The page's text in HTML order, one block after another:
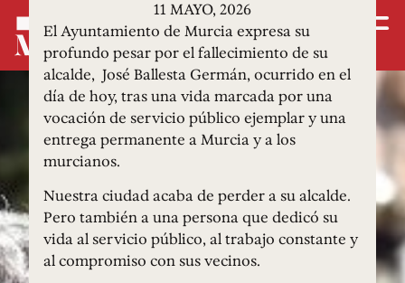
11 MAYO, 2026
El Ayuntamiento de Murcia expresa su
profundo pesar por el fallecimiento de su
alcalde, José Ballesta Germán, ocurrido en el
día de hoy, tras una vida marcada por una
vocación de servicio público ejemplar y una
entrega permanente a Murcia y a los
murcianos.
Nuestra ciudad acaba de perder a su alcalde.
Pero también a una persona que dedicó su
vida al servicio público, al trabajo constante y
al compromiso con sus vecinos.